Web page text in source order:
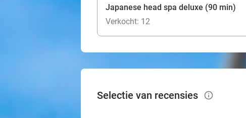
Japanese head spa deluxe (90 min)
Verkocht: 12
Selectie van recensies info_outlined